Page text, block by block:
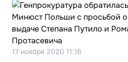
17 ноября 2020 11:16